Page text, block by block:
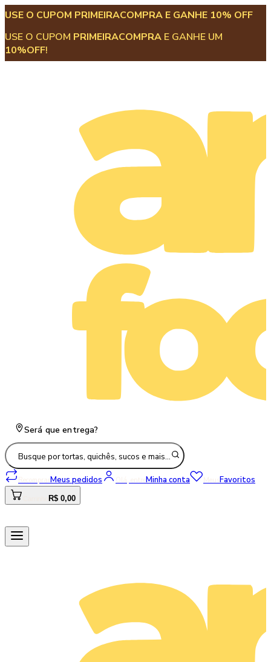
USE O CUPOM PRIMEIRACOMPRA E GANHE 10% OFF
USE O CUPOM PRIMEIRACOMPRA E GANHE UM
10%OFF!
Será que entrega?
Busque por tortas, quichês, sucos e mais…
Recomprar Meus pedidos Olá, entre Minha conta Meus Favoritos
R$ 0,00